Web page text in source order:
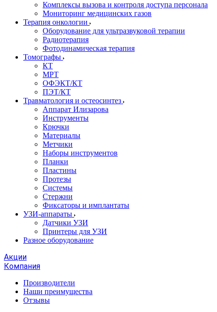
Комплексы вызова и контроля доступа персонала
Мониторинг медицинских газов
Терапия онкологии
Оборудование для ультразвуковой терапии
Радиотерапия
Фотодинамическая терапия
Томографы
КТ
МРТ
ОФЭКТ/КТ
ПЭТ/КТ
Травматология и остеосинтез
Аппарат Илизарова
Инструменты
Крючки
Материалы
Метчики
Наборы инструментов
Планки
Пластины
Протезы
Системы
Стержни
Фиксаторы и имплантаты
УЗИ-аппараты
Датчики УЗИ
Принтеры для УЗИ
Разное оборудование
Акции
Компания
Производители
Наши преимущества
Отзывы